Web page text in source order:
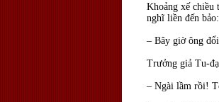
Khoảng xế chiều
nghĩ liền đến bảo:
– Bây giờ ông
Trưởng giả Tu-
– Ngài lầm rồi!